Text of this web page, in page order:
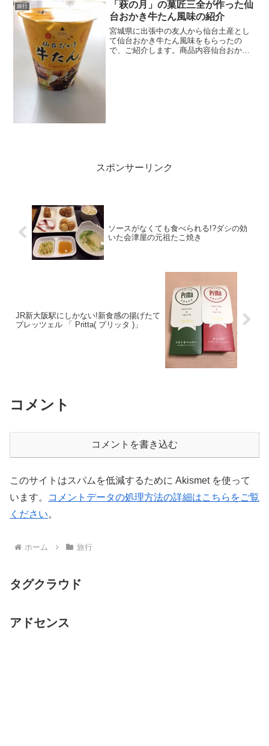
旅行
「萩の月」の菓匠三全が作った仙
台おかき牛たん風味の紹介
宮城県に出張中の友人から仙台土産とし
て仙台おかき牛たん風味をもらったの
で、ご紹介します。商品内容仙台おかき
スポンサーリンク
ソースがなくても食べられる!?ダシの効
いた会津屋の元祖たこ焼き
JR新大阪駅にしかない!新食感の揚げたて
プレッツェル 「 Pritta( プリッタ )」
コメント
コメントを書き込む
このサイトはスパムを低減するために Akismet を使って
います。
コメントデータの処理方法の詳細はこちらをご覧
ください。
ホーム 旅行
タグクラウド
アドセンス